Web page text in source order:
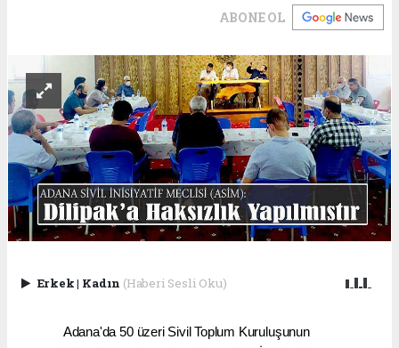
ABONE OL
Erkek| Kadın (Haberi Sesli Oku)
Adana'da 50 üzeri Sivil Toplum Kuruluşunun